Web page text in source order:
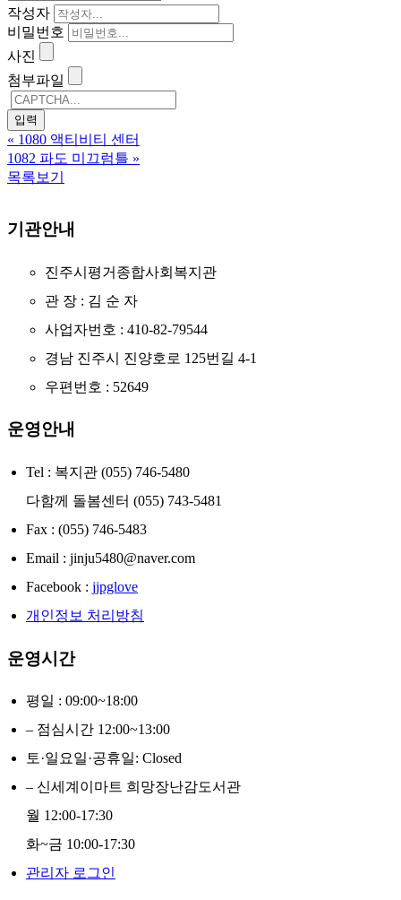
작성자
비밀번호
사진
첨부파일
« 1080 액티비티 센터
1082 파도 미끄럼틀 »
목록보기
기관안내
진주시평거종합사회복지관
관 장 : 김 순 자
사업자번호 : 410-82-79544
경남 진주시 진양호로 125번길 4-1
우편번호 : 52649
운영안내
Tel : 복지관 (055) 746-5480
다함께 돌봄센터 (055) 743-5481
Fax : (055) 746-5483
Email : jinju5480@naver.com
Facebook : jjpglove
개인정보 처리방침
운영시간
평일 : 09:00~18:00
– 점심시간 12:00~13:00
토·일요일·공휴일: Closed
– 신세계이마트 희망장난감도서관
월 12:00-17:30
화~금 10:00-17:30
관리자 로그인